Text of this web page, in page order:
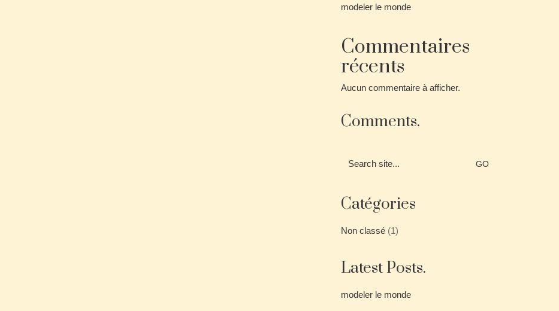
modeler le monde
Commentaires
récents
Aucun commentaire à afficher.
Comments.
for:
Catégories
Non classé(1)
Latest Posts.
modeler le monde